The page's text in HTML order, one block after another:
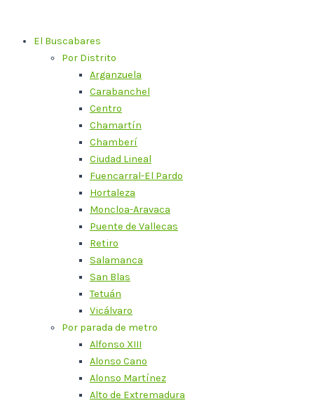
contenidoEl Buscabares
Por Distrito
Arganzuela
Carabanchel
Centro
Chamartín
Chamberí
Ciudad Lineal
Fuencarral-El Pardo
Hortaleza
Moncloa-Aravaca
Puente de Vallecas
Retiro
Salamanca
San Blas
Tetuán
Vicálvaro
Por parada de metro
Alfonso XIII
Alonso Cano
Alonso Martínez
Alto de Extremadura